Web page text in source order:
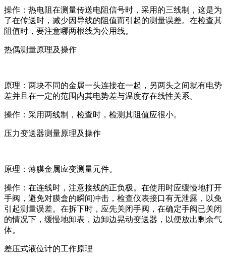
操作：热电阻在测量传送电阻信号时，采用的三线制，这是为
了在传送时，减少因导线的阻值而引起的测量误差。在检查其
阻值时，要注意哪两根线为公用线。
热偶测量原理及操作
原理：两块不同的金属一头连接在一起，另两头之间就有电势
差并且在一定的范围内其电势差与温度存在线性关系。
操作：采用两线制，检查时，检测其阻值应很小。
压力变送器测量原理及操作
原理：薄膜金属应变测量元件。
操作：在连线时，注意接线的正负极。在使用时应缓慢地打开
手阀，避免对膜盒的瞬间冲击，检查仪表接口有无泄露，以免
引起测量误差。在拆下时，应先关闭手阀，在确定手阀已关闭
的情况下，缓慢地卸表，边卸边晃动变送器，以便放出剩余气
体。
差压式液位计的工作原理